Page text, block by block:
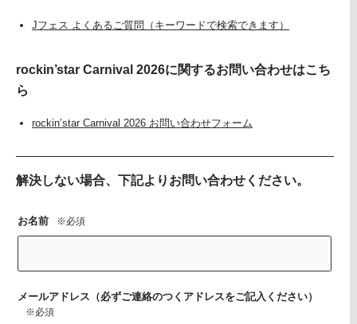
Jフェス よくあるご質問（キーワードで検索できます）
rockin’star Carnival 2026に関するお問い合わせはこち
ら
rockin’star Carnival 2026 お問い合わせフォーム
解決しない場合、下記よりお問い合わせください。
お名前 ※必須
メールアドレス（必ずご連絡のつくアドレスをご記入ください）
※必須